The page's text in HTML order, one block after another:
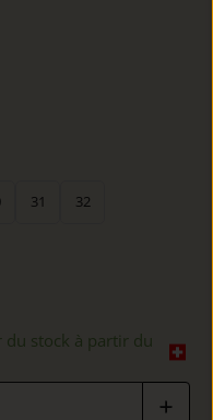
31 32
du stock à partir du